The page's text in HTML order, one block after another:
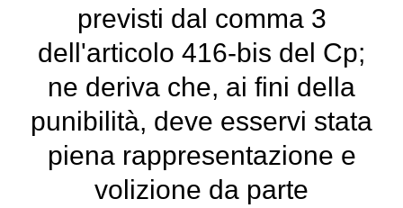
previsti dal comma 3
dell'articolo 416-bis del Cp;
ne deriva che, ai fini della
punibilità, deve esservi stata
piena rappresentazione e
volizione da parte